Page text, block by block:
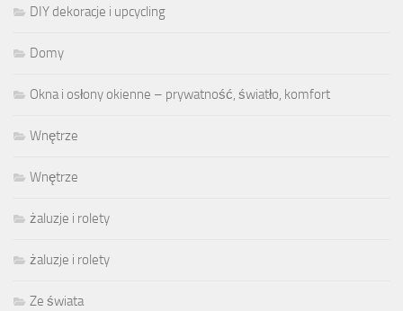
DIY dekoracje i upcycling
Domy
Okna i osłony okienne – prywatność, światło, komfort
Wnętrze
Wnętrze
żaluzje i rolety
żaluzje i rolety
Ze świata